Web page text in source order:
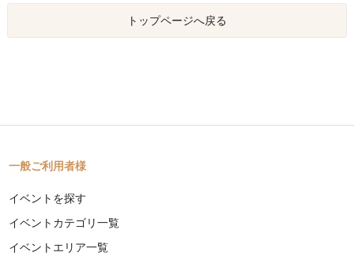
トップページへ戻る
一般ご利用者様
イベントを探す
イベントカテゴリ一覧
イベントエリア一覧